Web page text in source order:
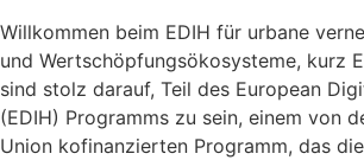
Willkommen beim EDIH für urbane
und Wertschöpfungsökosysteme, kurz
sind stolz darauf, Teil des European
(EDIH) Programms zu sein, einem von
Union kofinanzierten Programm, das